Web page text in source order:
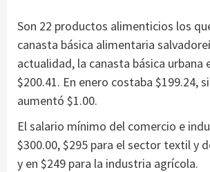
Son 22 productos alimenticios los
canasta básica alimentaria
actualidad, la canasta básica urbana
$200.41. En enero costaba $199.24,
aumentó $1.00.
El salario mínimo del comercio e
$300.00, $295 para el sector textil y
y en $249 para la industria agrícola.